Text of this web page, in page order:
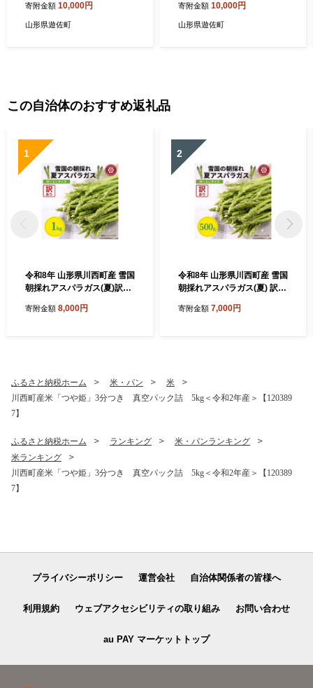
寄附金額 10,000円
山形県遊佐町
寄附金額 10,000円
山形県遊佐町
この自治体のおすすめ返礼品
1
令和8年 山形県川西町産 雪国
朝採れアスパラガス(夏)訳あ
【1764660】
寄附金額 8,000円
2
令和8年 山形県川西町産 雪国
朝採れアスパラガス(夏) 訳あ
g【1764659】
寄附金額 7,000円
ふるさと納税ホーム 米・パン
米
川西町産米「つや姫」3分つき 真空パック詰 5kg＜令和2年産＞【120389
7】
ふるさと納税ホーム ランキング
米・パンランキング
米ランキング
川西町産米「つや姫」3分つき 真空パック詰 5kg＜令和2年産＞【120389
7】
プライバシーポリシー 運営会社 自治体関係者の皆様へ
利用規約 ウェブアクセシビリティの取り組み お問い合わせ
au PAY マーケットトップ